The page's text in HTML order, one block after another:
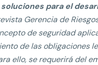
para el
Gerencia de
de seguridad
de las obligaciones
ello, se requerirá del